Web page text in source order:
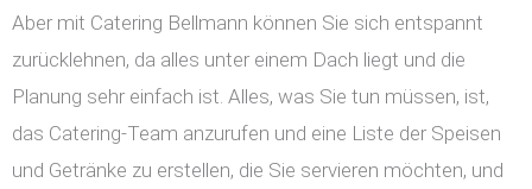
Aber mit Catering Bellmann können Sie sich entspannt
zurücklehnen, da alles unter einem Dach liegt und die
Planung sehr einfach ist. Alles, was Sie tun müssen, ist,
das Catering-Team anzurufen und eine Liste der Speisen
und Getränke zu erstellen, die Sie servieren möchten, und